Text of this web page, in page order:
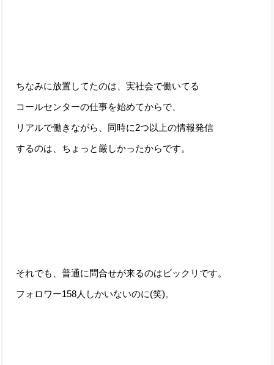
ちなみに放置してたのは、実社会で働いてる
コールセンターの仕事を始めてからで、
リアルで働きながら、同時に2つ以上の情報発信
するのは、ちょっと厳しかったからです。
それでも、普通に問合せが来るのはビックリです。
フォロワー158人しかいないのに(笑)。